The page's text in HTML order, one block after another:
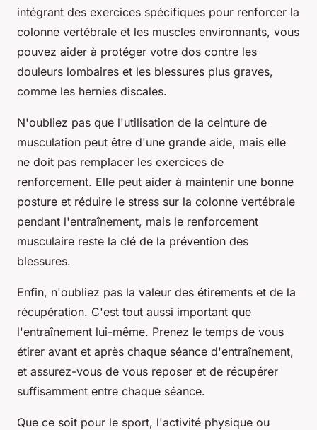
intégrant des exercices spécifiques pour renforcer la
colonne vertébrale et les muscles environnants, vous
pouvez aider à protéger votre dos contre les
douleurs lombaires et les blessures plus graves,
comme les hernies discales.
N'oubliez pas que l'utilisation de la ceinture de
musculation peut être d'une grande aide, mais elle
ne doit pas remplacer les exercices de
renforcement. Elle peut aider à maintenir une bonne
posture et réduire le stress sur la colonne vertébrale
pendant l'entraînement, mais le renforcement
musculaire reste la clé de la prévention des
blessures.
Enfin, n'oubliez pas la valeur des étirements et de la
récupération. C'est tout aussi important que
l'entraînement lui-même. Prenez le temps de vous
étirer avant et après chaque séance d'entraînement,
et assurez-vous de vous reposer et de récupérer
suffisamment entre chaque séance.
Que ce soit pour le sport, l'activité physique ou